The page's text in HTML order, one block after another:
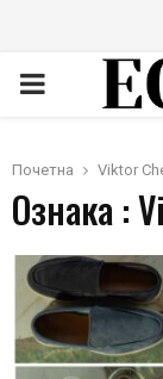
PRIMARY
Почетна Viktor
Ознака :